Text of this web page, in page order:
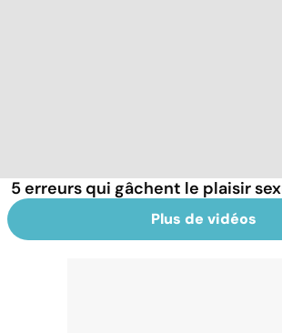
5 erreurs qui gâchent le plaisir
Plus de vidéos